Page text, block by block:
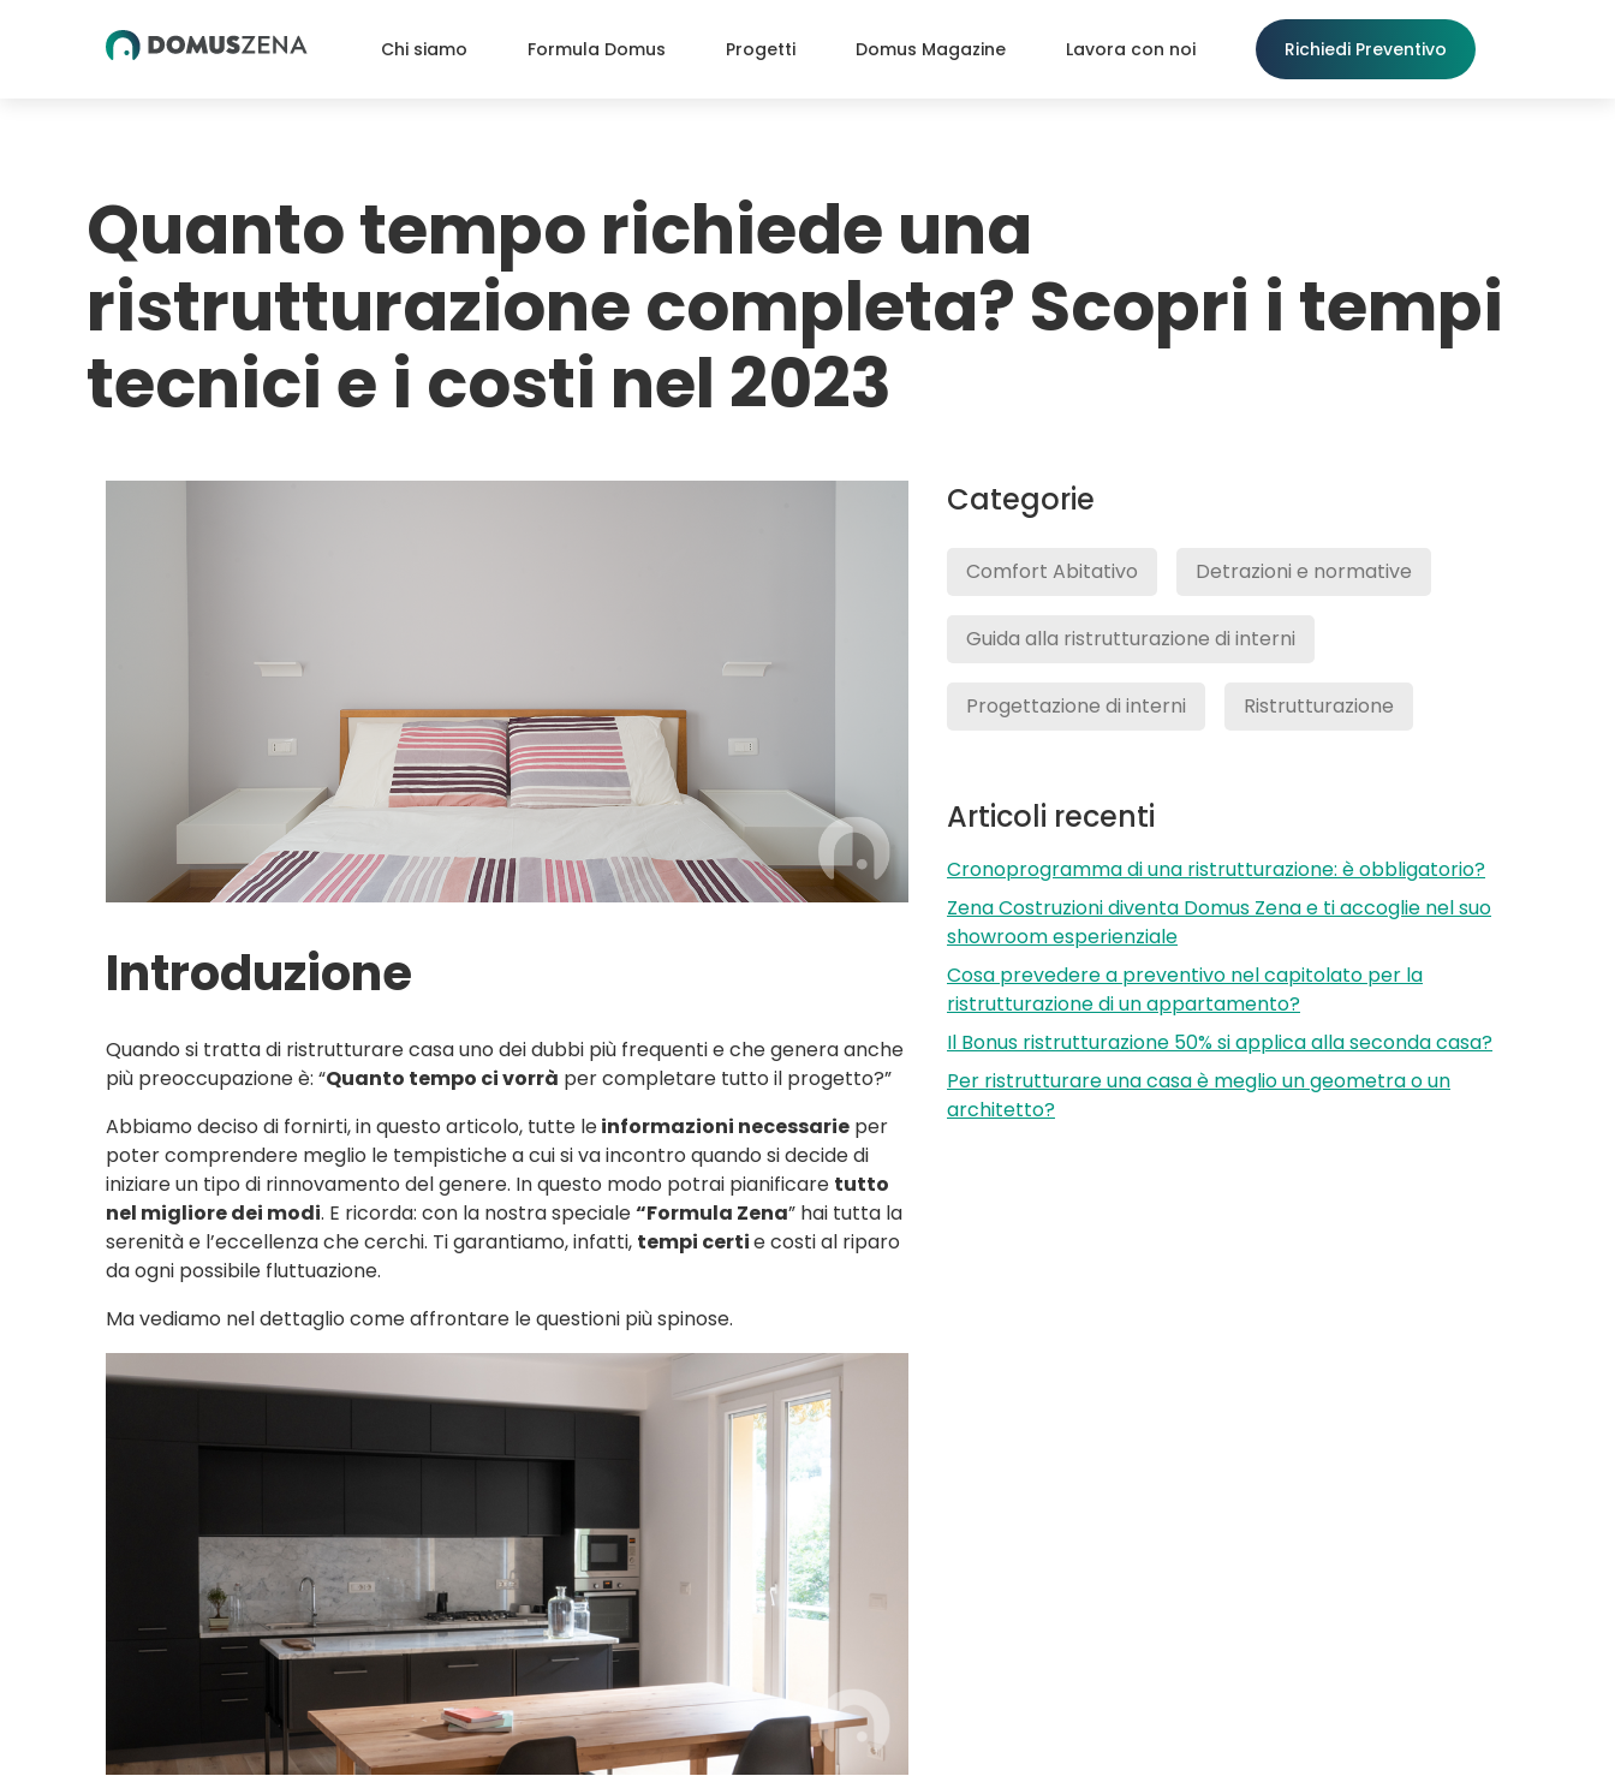
Chi siamo Formula Domus Progetti Domus Magazine Lavora con noi Richiedi Preventivo
Quanto tempo richiede una
ristrutturazione completa? Scopri i tempi
tecnici e i costi nel 2023
Introduzione
Quando si tratta di ristrutturare casa uno dei dubbi più frequenti e che genera anche
più preoccupazione è: “Quanto tempo ci vorrà per completare tutto il progetto?”
Abbiamo deciso di fornirti, in questo articolo, tutte leinformazioni necessarie per
poter comprendere meglio le tempistiche a cui si va incontro quando si decide di
iniziare un tipo di rinnovamento del genere. In questo modo potrai pianificare tutto
nel migliore dei modi. E ricorda: con la nostra speciale“Formula Zena” hai tutta la
serenità e l’eccellenza che cerchi. Ti garantiamo, infatti, tempi certie costi al riparo
da ogni possibile fluttuazione.
Ma vediamo nel dettaglio come affrontare le questioni più spinose.
Categorie
Comfort Abitativo Detrazioni e normative
Guida alla ristrutturazione di interni
Progettazione di interni Ristrutturazione
Articoli recenti
Cronoprogramma di una ristrutturazione: è obbligatorio?
Zena Costruzioni diventa Domus Zena e ti accoglie nel suo
showroom esperienziale
Cosa prevedere a preventivo nel capitolato per la
ristrutturazione di un appartamento?
Il Bonus ristrutturazione 50% si applica alla seconda casa?
Per ristrutturare una casa è meglio un geometra o un
architetto?